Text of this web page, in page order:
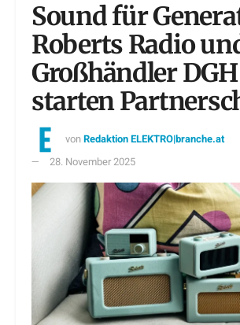
Sound für
Roberts Radio
Großhändler DGH
starten
vonRedaktion ELEKTRO|branche.at
28. November 2025